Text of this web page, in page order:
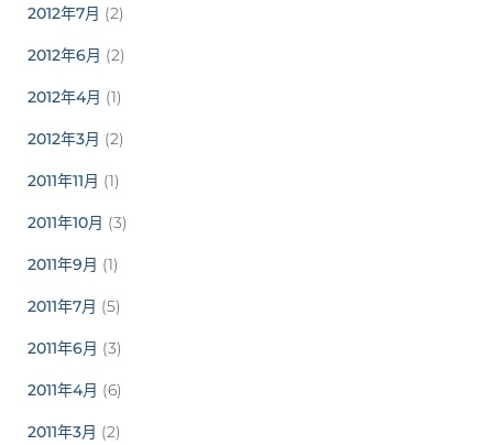
2012年7月 (2)
2012年6月 (2)
2012年4月 (1)
2012年3月 (2)
2011年11月 (1)
2011年10月 (3)
2011年9月 (1)
2011年7月 (5)
2011年6月 (3)
2011年4月 (6)
2011年3月 (2)